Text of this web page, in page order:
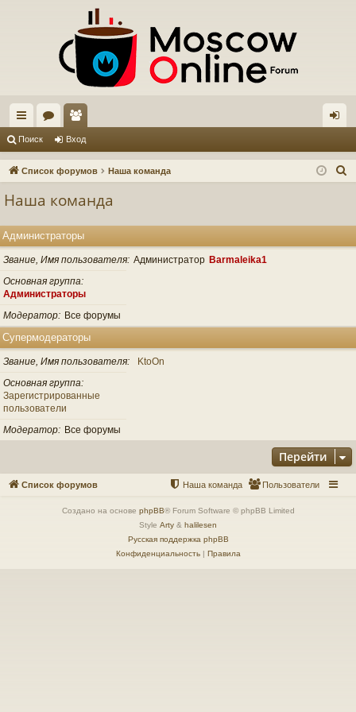
с
ы ум
ол
ьз
ел
и
д
Поиск Вход
Список форумов Наша команда
Наша команда
Администраторы
Звание, Имя пользователя Администратор Barmaleika1
Основная группа
Администраторы
Модератор
Все форумы
Супермодераторы
Звание, Имя пользователя
KtoOn
Основная группа
Зарегистрированные
пользователи
Модератор
Все форумы
Перейти
Список форумов Пользователи
Наша команда
Создано на основе phpBB® Forum Software © phpBB Limited
Style Arty & halilesen
Русская поддержка phpBB
Конфиденциальность| Правила